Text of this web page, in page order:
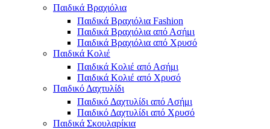
Παιδικά Βραχιόλια
Παιδικά Βραχιόλια Fashion
Παιδικά Βραχιόλια από Ασήμι
Παιδικά Βραχιόλια από Χρυσό
Παιδικά Κολιέ
Παιδικά Κολιέ από Ασήμι
Παιδικά Κολιέ από Χρυσό
Παιδικό Δαχτυλίδι
Παιδικό Δαχτυλίδι από Ασήμι
Παιδικό Δαχτυλίδι από Χρυσό
Παιδικά Σκουλαρίκια